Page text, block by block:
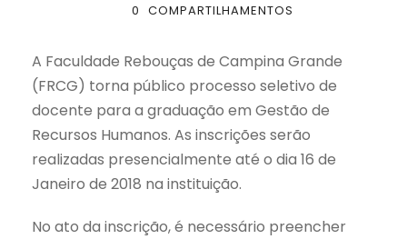
0 COMPARTILHAMENTOS
A Faculdade Rebouças de Campina Grande
(FRCG) torna público processo seletivo de
docente para a graduação em Gestão de
Recursos Humanos. As inscrições serão
realizadas presencialmente até o dia 16 de
Janeiro de 2018 na instituição.
No ato da inscrição, é necessário preencher